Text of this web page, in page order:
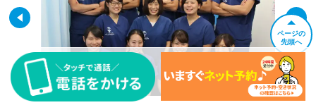
ページの
先頭へ